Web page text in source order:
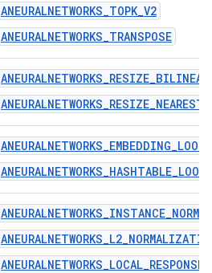
ANEURALNETWORKS_TOPK_V2
ANEURALNETWORKS_TRANSPOSE
ANEURALNETWORKS_RESIZE_BILINEAR